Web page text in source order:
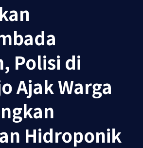
Polisi di
Ajak Warga
Hidroponik